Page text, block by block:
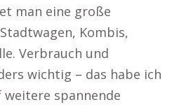
man eine große
Kombis,
Verbrauch und
wichtig – das habe ich
spannende